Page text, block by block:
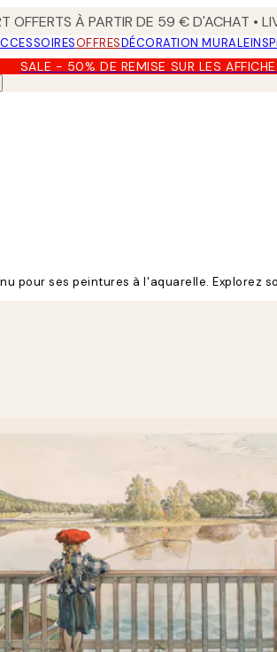
OFFERTS À PARTIR DE 59 € D'ACHAT •
OFFRESDÉCORATION MURALE
SALE - 50% DE REMISE SUR LES
pour ses peintures à l'aquarelle. Explorez